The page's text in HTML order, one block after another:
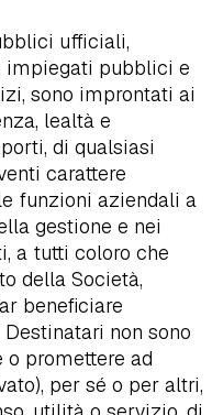
ufficiali,
impiegati pubblici e
sono improntati ai
lealtà e
di qualsiasi
carattere
funzioni aziendali a
gestione e nei
a tutti coloro che
della Società,
beneficiare
non sono
o promettere ad
per sé o per altri,